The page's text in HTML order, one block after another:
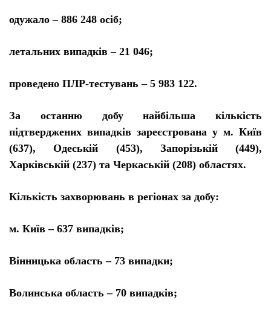
одужало – 886 248 осіб;
летальних випадків – 21 046;
проведено ПЛР-тестувань – 5 983 122.
За останню добу найбільша кількість
підтверджених випадків зареєстрована у м. Київ
(637), Одеській (453), Запорізькій (449),
Харківській (237) та Черкаській (208) областях.
Кількість захворювань в регіонах за добу:
м. Київ – 637 випадків;
Вінницька область – 73 випадки;
Волинська область – 70 випадків;